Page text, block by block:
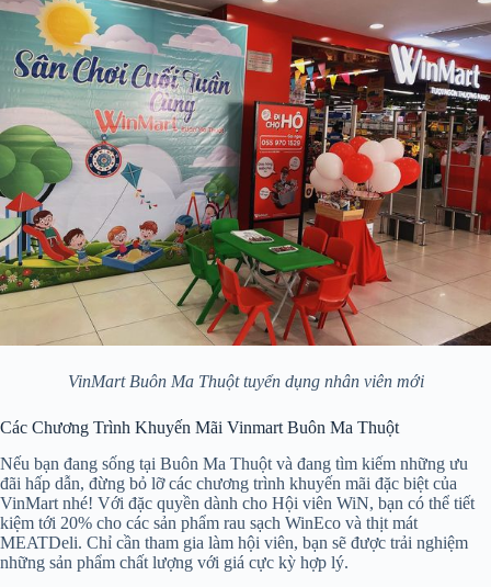
VinMart Buôn Ma Thuột tuyển dụng nhân viên mới
Các Chương Trình Khuyến Mãi Vinmart Buôn Ma Thuột
Nếu bạn đang sống tại Buôn Ma Thuột và đang tìm kiếm những ưu
đãi hấp dẫn, đừng bỏ lỡ các chương trình khuyến mãi đặc biệt của
VinMart nhé! Với đặc quyền dành cho Hội viên WiN, bạn có thể tiết
kiệm tới 20% cho các sản phẩm rau sạch WinEco và thịt mát
MEATDeli. Chỉ cần tham gia làm hội viên, bạn sẽ được trải nghiệm
những sản phẩm chất lượng với giá cực kỳ hợp lý.